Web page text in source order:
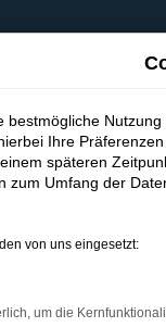
bestmögliche
Ihre
späteren
zum Umfang der
von uns eingesetzt:
um die